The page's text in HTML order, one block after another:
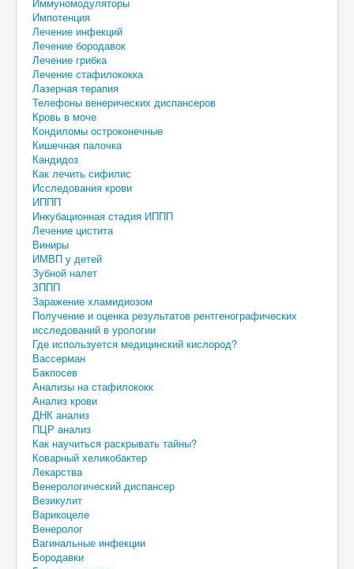
Импотенция
Лечение инфекций
Лечение бородавок
Лечение грибка
Лечение стафилококка
Лазерная терапия
Телефоны венерических диспансеров
Кровь в моче
Кондиломы остроконечные
Кишечная палочка
Кандидоз
Как лечить сифилис
Исследования крови
ИППП
Инкубационная стадия ИППП
Лечение цистита
Виниры
ИМВП у детей
Зубной налет
ЗППП
Заражение хламидиозом
Получение и оценка результатов рентгенографических
исследований в урологии
Где используется медицинский кислород?
Вассерман
Бакпосев
Анализы на стафилококк
Анализ крови
ДНК анализ
ПЦР анализ
Как научиться раскрывать тайны?
Коварный хеликобактер
Лекарства
Венерологический диспансер
Везикулит
Варикоцеле
Венеролог
Вагинальные инфекции
Бородавки